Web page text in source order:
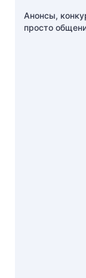
Анонсы,
просто